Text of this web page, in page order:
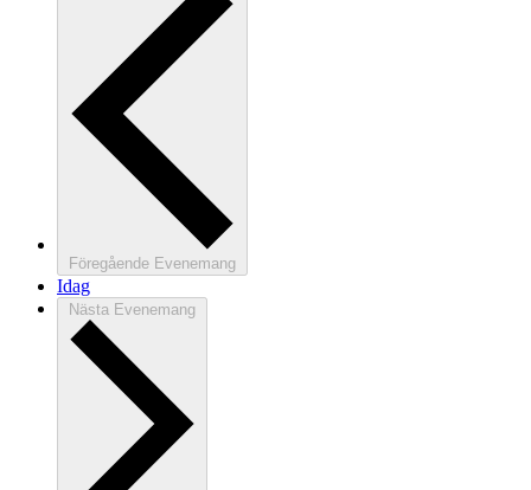
Föregående Evenemang
Idag
Nästa Evenemang